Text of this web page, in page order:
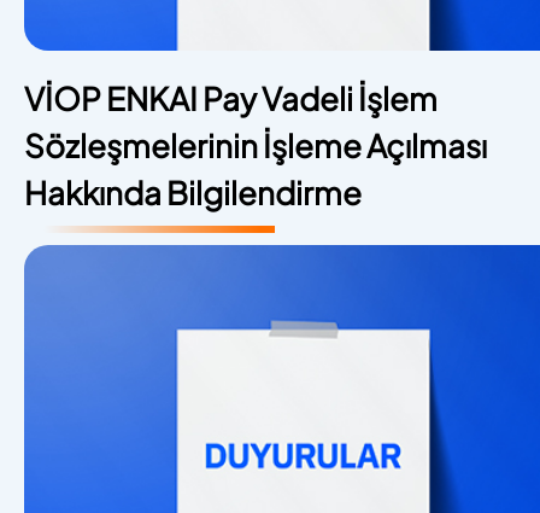
VİOP ENKAI Pay Vadeli İşlem
Sözleşmelerinin İşleme Açılması
Hakkında Bilgilendirme